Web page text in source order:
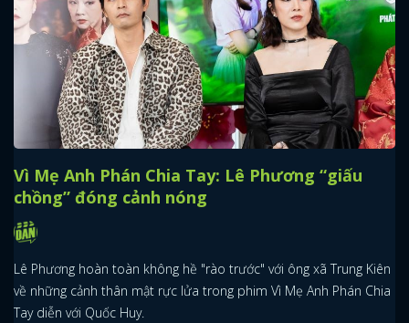
Vì Mẹ Anh Phán Chia Tay: Lê Phương “giấu
chồng” đóng cảnh nóng
Lê Phương hoàn toàn không hề "rào trước" với ông xã Trung Kiên
về những cảnh thân mật rực lửa trong phim Vì Mẹ Anh Phán Chia
Tay diễn với Quốc Huy.